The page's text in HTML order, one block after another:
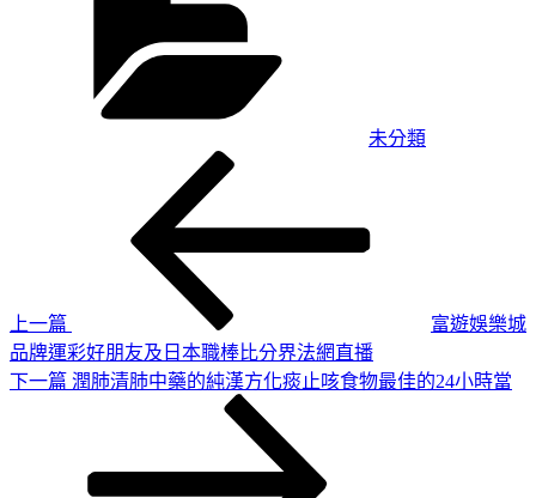
未分類
上一篇
富遊娛樂城
品牌運彩好朋友及日本職棒比分界法網直播
下
下一篇 潤肺清肺中藥的純漢方化痰止咳食物最佳的24小時當